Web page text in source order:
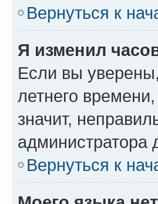
Вернуться к
Я изменил
Если вы
летнего
значит,
администратора
Вернуться к